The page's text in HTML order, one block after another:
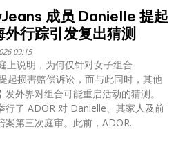
成员 Danielle 提起
行踪引发复出猜测
09:15
上说明，为何仅针对女子组合
起损害赔偿诉讼，而与此同时，其他
外界对组合可能重启活动的猜测。
行了 ADOR 对 Danielle、其家人及前
第三次庭审。此前，ADOR...